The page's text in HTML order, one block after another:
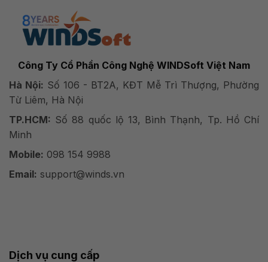
Công Ty Cổ Phần Công Nghệ WINDSoft Việt Nam
Hà Nội: Số 106 - BT2A, KĐT Mễ Trì Thượng, Phường
Từ Liêm, Hà Nội
TP.HCM: Số 88 quốc lộ 13, Bình Thạnh, Tp. Hồ Chí
Minh
Mobile: 098 154 9988
Email: support@winds.vn
Dịch vụ cung cấp